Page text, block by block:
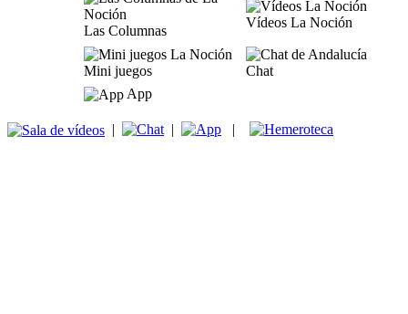
Las Columnas
Vídeos La Noción
Mini juegos
Chat
App
| | |